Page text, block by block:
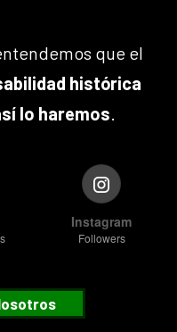
que el
histórica
lo haremos.
Instagram
Followers